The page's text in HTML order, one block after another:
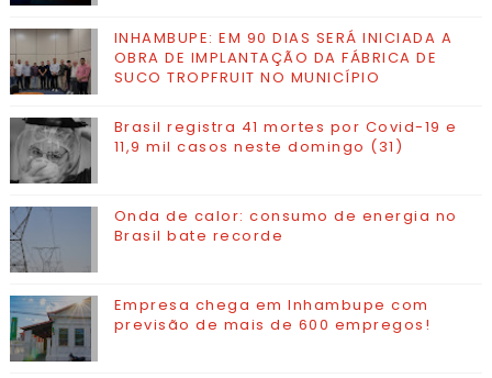
INHAMBUPE: EM 90 DIAS SERÁ INICIADA A
OBRA DE IMPLANTAÇÃO DA FÁBRICA DE
SUCO TROPFRUIT NO MUNICÍPIO
Brasil registra 41 mortes por Covid-19 e
11,9 mil casos neste domingo (31)
Onda de calor: consumo de energia no
Brasil bate recorde
Empresa chega em Inhambupe com
previsão de mais de 600 empregos!